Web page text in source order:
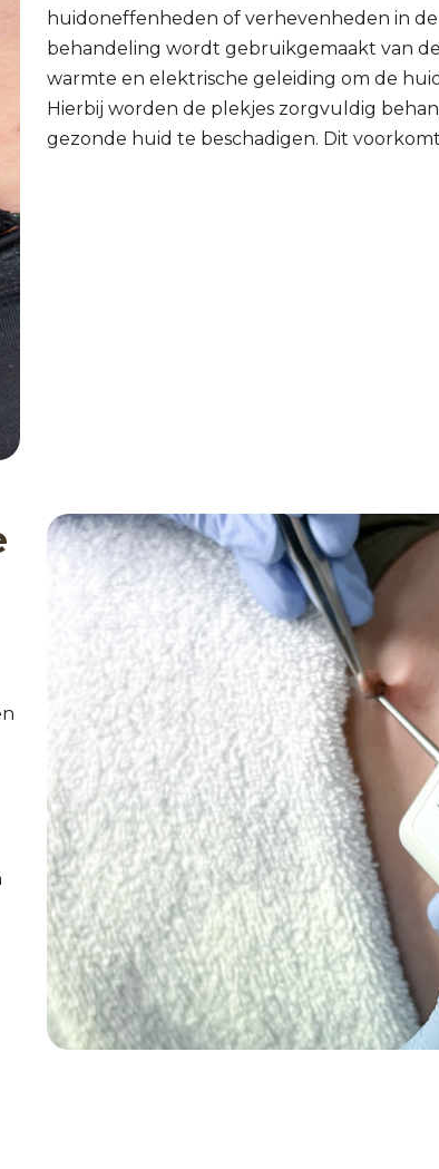
huidoneffenheden of verhevenheden in
behandeling wordt gebruikgemaakt van
warmte en elektrische geleiding om de
Hierbij worden de plekjes zorgvuldig
gezonde huid te beschadigen. Dit